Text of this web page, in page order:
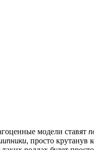
модели ставят
, просто крутанув